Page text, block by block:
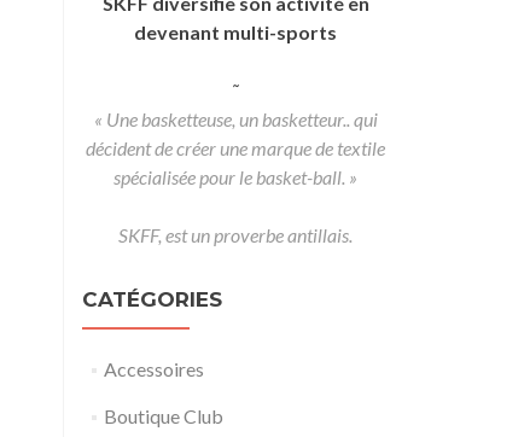
devenant multi-sports
˜
« Une basketteuse, un basketteur.. qui
décident de créer une marque de textile
spécialisée pour le basket-ball. »
SKFF, est un proverbe antillais.
CATÉGORIES
Accessoires
Boutique Club